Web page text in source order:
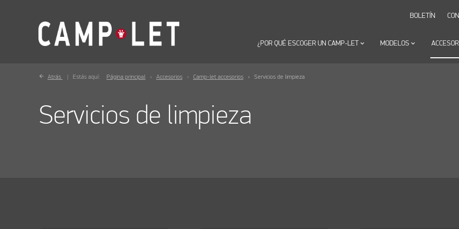
¿POR QUÉ ESCOGER UN CAMP-LETkeyboard_arrow_down MODELOS keyboard_arrow_down
BOLETÍN
Atrás Estás aquí: Página principal Accesorios Camp-let accesorios Servicios de limpieza
Servicios de limpieza